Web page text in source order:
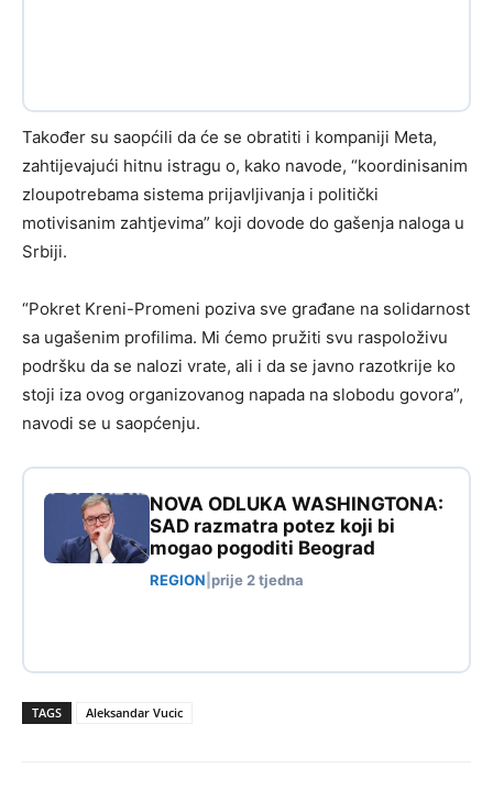
Također su saopćili da će se obratiti i kompaniji Meta,
zahtijevajući hitnu istragu o, kako navode, “koordinisanim
zloupotrebama sistema prijavljivanja i politički
motivisanim zahtjevima” koji dovode do gašenja naloga u
Srbiji.
“Pokret Kreni-Promeni poziva sve građane na solidarnost
sa ugašenim profilima. Mi ćemo pružiti svu raspoloživu
podršku da se nalozi vrate, ali i da se javno razotkrije ko
stoji iza ovog organizovanog napada na slobodu govora”,
navodi se u saopćenju.
NOVA ODLUKA WASHINGTONA:
SAD razmatra potez koji bi
mogao pogoditi Beograd
REGION prije 2 tjedna
TAGS Aleksandar Vucic